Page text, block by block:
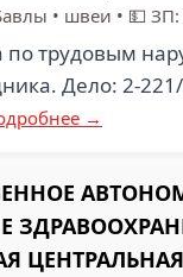
• швеи • 💵
по трудовым
Дело: 2-
→